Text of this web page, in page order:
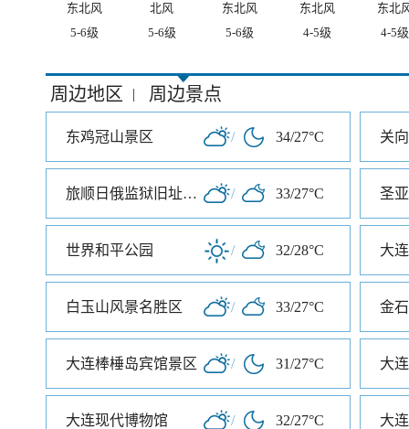
东北风 北风 东北风 东北风
东北
5-6级
5-6级 5-6级 4-5级 4-5级
周边地区 | 周边景点
东鸡冠山景区 / 34/27°C 关
旅顺日俄监狱旧址博物馆 / 33/27°C 圣
世界和平公园 / 32/28°C 大
白玉山风景名胜区 / 33/27°C
大连棒棰岛宾馆景区 / 31/27°C 大
大连现代博物馆 / 32/27°C 大